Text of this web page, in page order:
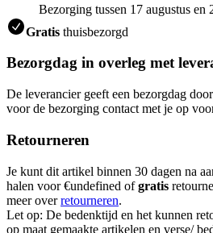
Bezorging tussen 17 augustus en
Gratis thuisbezorgd
Bezorgdag in overleg met
De leverancier geeft een bezorgdag
voor de bezorging contact met je op
Retourneren
Je kunt dit artikel binnen 30 dagen na
halen voor €undefined ofgratis
meer overretourneren.
Let op: De bedenktijd en het kunnen
op maat gemaakte artikelen en verse/